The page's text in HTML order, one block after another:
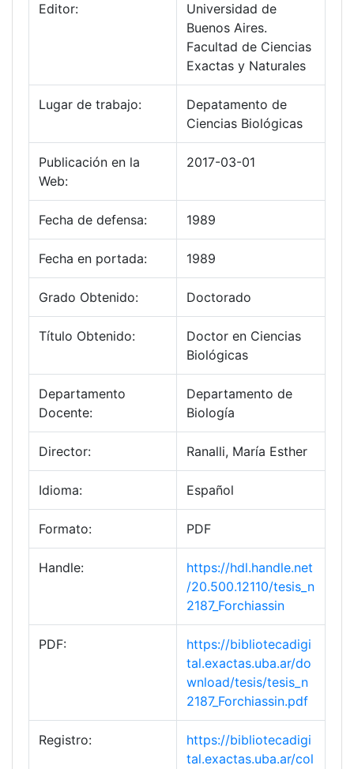
Editor:
Universidad de
Buenos Aires.
Facultad de Ciencias
Exactas y Naturales
Lugar de trabajo:
Depatamento de
Ciencias Biológicas
Publicación en la
Web:
2017-03-01
Fecha de defensa: 1989
Fecha en portada: 1989
Grado Obtenido: Doctorado
Título Obtenido:
Doctor en Ciencias
Biológicas
Departamento
Docente:
Departamento de
Biología
Director: Ranalli, María Esther
Idioma: Español
Formato: PDF
Handle:
https://hdl.handle.net
/20.500.12110/tesis_n
2187_Forchiassin
PDF:
https://bibliotecadigi
tal.exactas.uba.ar/do
wnload/tesis/tesis_n
2187_Forchiassin.pdf
Registro:
https://bibliotecadigi
tal.exactas.uba.ar/col